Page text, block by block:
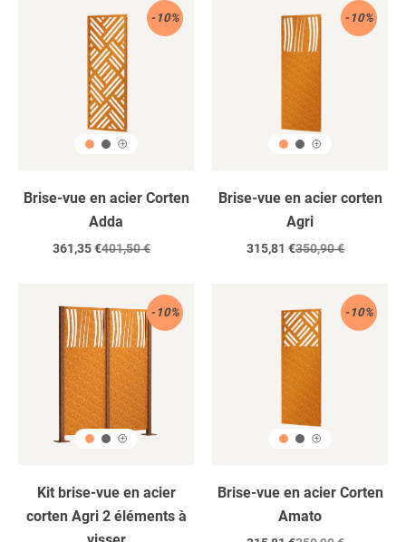
Corten
Brise-vue en acier Corten
Adda
Prix
361,35 €Prix
401,50 €
-10%
corten
Brise-vue en acier corten
Agri
Prix
315,81 €Prix
350,90 €
-10%
corten
/
2
éléments
/
à
visser
Kit brise-vue en acier
corten Agri 2 éléments à
-10%
Corten
Brise-vue en acier Corten
Amato
-10%